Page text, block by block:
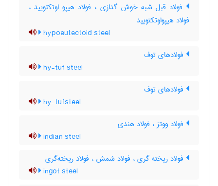
فولاد قبل شبه خوش گدازی ، فولاد هیپو اوتکتویید ،
فولاد هیپواوتکتویید
hypoeutectoid steel
فولادهای توف
hy-tuf steel
فولادهای توف
hy-tufsteel
فولاد ووتز ، فولاد هندی
indian steel
فولاد ریخته گری ، فولاد شمش ، فولاد ریخته‌گری
ingot steel